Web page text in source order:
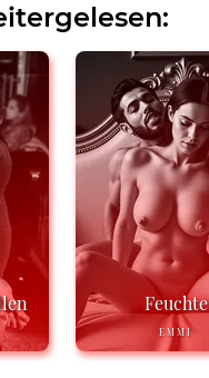
Feuchte
EMMI